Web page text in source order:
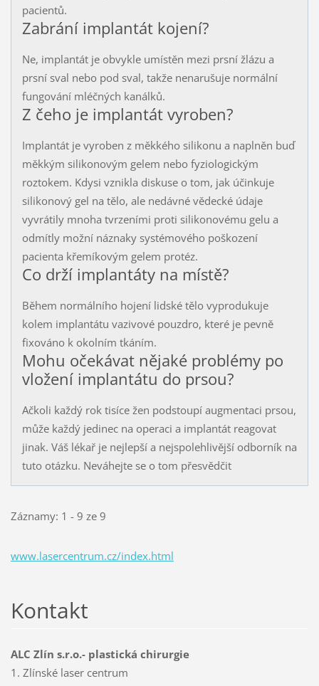
pacientů.
Zabrání implantát kojení?
Ne, implantát je obvykle umístěn mezi prsní žlázu a
prsní sval nebo pod sval, takže nenarušuje normální
fungování mléčných kanálků.
Z čeho je implantát vyroben?
Implantát je vyroben z měkkého silikonu a naplněn buď
měkkým silikonovým gelem nebo fyziologickým
roztokem. Kdysi vznikla diskuse o tom, jak účinkuje
silikonový gel na tělo, ale nedávné vědecké údaje
vyvrátily mnoha tvrzeními proti silikonovému gelu a
odmítly možní náznaky systémového poškození
pacienta křemíkovým gelem protéz.
Co drží implantáty na místě?
Během normálního hojení lidské tělo vyprodukuje
kolem implantátu vazivové pouzdro, které je pevně
fixováno k okolním tkáním.
Mohu očekávat nějaké problémy po
vložení implantátu do prsou?
Ačkoli každý rok tisíce žen podstoupí augmentaci prsou,
může každý jedinec na operaci a implantát reagovat
jinak. Váš lékař je nejlepší a nejspolehlivější odborník na
tuto otázku. Neváhejte se o tom přesvědčit
Záznamy: 1 - 9 ze 9
www.lasercentrum.cz/index.html
Kontakt
ALC Zlín s.r.o.- plastická chirurgie
1. Zlínské laser centrum